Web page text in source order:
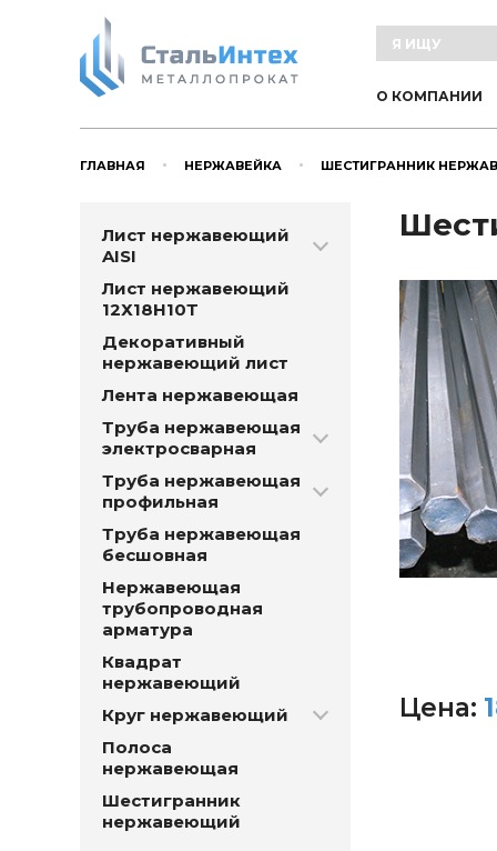
О КОМПАНИИ
ГЛАВНАЯ НЕРЖАВЕЙКА ШЕСТИГРАННИК
Лист нержавеющий
AISI
Лист нержавеющий
12Х18Н10Т
Декоративный
нержавеющий лист
Лента нержавеющая
Труба нержавеющая
электросварная
Труба нержавеющая
профильная
Труба нержавеющая
бесшовная
Нержавеющая
трубопроводная
арматура
Квадрат
нержавеющий
Круг нержавеющий
Полоса
нержавеющая
Шестигранник
нержавеющий
Цена: